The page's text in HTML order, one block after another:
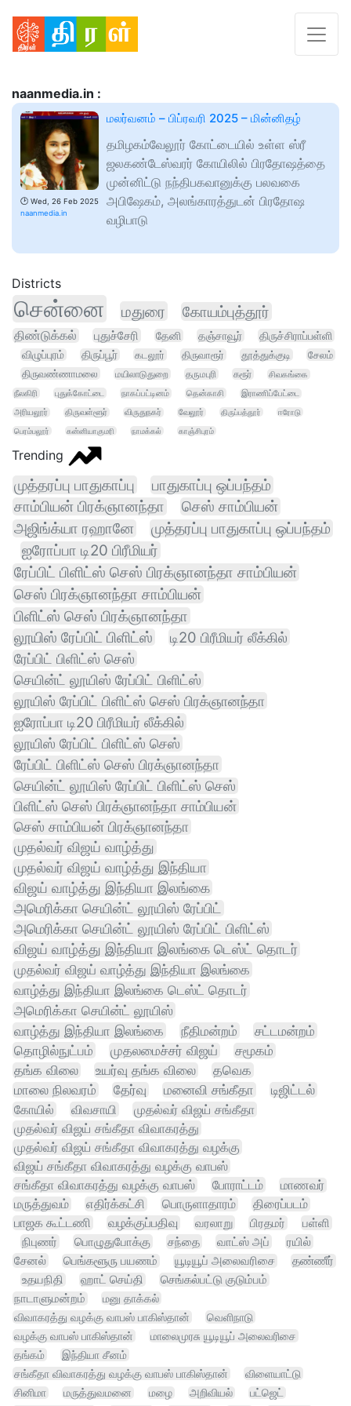
naanmedia.in :
🕑 Wed, 26 Feb 2025
naanmedia.in
மலர்வனம் – பிப்ரவரி 2025 – மின்னிதழ்
தமிழகம்வேலூர் கோட்டையில் உள்ள ஸ்ரீ
ஜலகண்டேஸ்வரர் கோயிலில் பிரதோஷத்தை
முன்னிட்டு நந்திபகவானுக்கு பலவகை
அபிஷேகம், அலங்காரத்துடன் பிரதோஷ
வழிபாடு
Districts
சென்னை மதுரை கோயம்புத்தூர்
திண்டுக்கல் புதுச்சேரி தேனி தஞ்சாவூர் திருச்சிராப்பள்ளி
விழுப்புரம் திருப்பூர் கடலூர் திருவாரூர் தூத்துக்குடி
சேலம்
திருவண்ணாமலை
மயிலாடுதுறை தருமபுரி கரூர்
சிவகங்கை
நீலகிரி
புதுக்கோட்டை நாகப்பட்டினம் தென்காசி
இராணிப்பேட்டை
அரியலூர்
திருவள்ளூர் விருதுநகர் வேலூர் திருப்பத்தூர்
ஈரோடு
பெரம்பலூர்
கன்னியாகுமரி நாமக்கல் காஞ்சிபுரம்
Trending
முத்தரப்பு பாதுகாப்பு பாதுகாப்பு ஒப்பந்தம்
சாம்பியன் பிரக்ஞானந்தா
செஸ் சாம்பியன்
அஜிங்க்யா ரஹானே
முத்தரப்பு பாதுகாப்பு ஒப்பந்தம்
ஐரோப்பா டி20 பிரீமியர்
ரேப்பிட் பிளிட்ஸ் செஸ் பிரக்ஞானந்தா சாம்பியன்
செஸ் பிரக்ஞானந்தா சாம்பியன்
பிளிட்ஸ் செஸ் பிரக்ஞானந்தா
லூயிஸ் ரேப்பிட் பிளிட்ஸ்
டி20 பிரீமியர் லீக்கில்
ரேப்பிட் பிளிட்ஸ் செஸ்
செயின்ட் லூயிஸ் ரேப்பிட் பிளிட்ஸ்
லூயிஸ் ரேப்பிட் பிளிட்ஸ் செஸ் பிரக்ஞானந்தா
ஐரோப்பா டி20 பிரீமியர் லீக்கில்
லூயிஸ் ரேப்பிட் பிளிட்ஸ் செஸ்
ரேப்பிட் பிளிட்ஸ் செஸ் பிரக்ஞானந்தா
செயின்ட் லூயிஸ் ரேப்பிட் பிளிட்ஸ் செஸ்
பிளிட்ஸ் செஸ் பிரக்ஞானந்தா சாம்பியன்
செஸ் சாம்பியன் பிரக்ஞானந்தா
முதல்வர் விஜய் வாழ்த்து
முதல்வர் விஜய் வாழ்த்து இந்தியா
விஜய் வாழ்த்து இந்தியா இலங்கை
அமெரிக்கா செயின்ட் லூயிஸ் ரேப்பிட்
அமெரிக்கா செயின்ட் லூயிஸ் ரேப்பிட் பிளிட்ஸ்
விஜய் வாழ்த்து இந்தியா இலங்கை டெஸ்ட் தொடர்
முதல்வர் விஜய் வாழ்த்து இந்தியா இலங்கை
வாழ்த்து இந்தியா இலங்கை டெஸ்ட் தொடர்
அமெரிக்கா செயின்ட் லூயிஸ்
வாழ்த்து இந்தியா இலங்கை
நீதிமன்றம்
சட்டமன்றம்
தொழில்நுட்பம்
முதலமைச்சர் விஜய்
சமூகம்
தங்க விலை
உயர்வு தங்க விலை
தவெக
மாலை நிலவரம்
தேர்வு மனைவி சங்கீதா
டிஜிட்டல்
கோயில்
விவசாயி
முதல்வர் விஜய் சங்கீதா
முதல்வர் விஜய் சங்கீதா விவாகரத்து
முதல்வர் விஜய் சங்கீதா விவாகரத்து வழக்கு
விஜய் சங்கீதா விவாகரத்து வழக்கு வாபஸ்
சங்கீதா விவாகரத்து வழக்கு வாபஸ்
போராட்டம்
மாணவர்
மருத்துவம்
எதிர்க்கட்சி பொருளாதாரம்
திரைப்படம்
பாஜக கூட்டணி
வழக்குப்பதிவு வரலாறு பிரதமர்
பள்ளி
நிபுணர்
பொழுதுபோக்கு சந்தை வாட்ஸ் அப்
ரயில்
சேனல்
பெங்களூரு பயணம் யூடியூப் அலைவரிசை
தண்ணீர்
உதயநிதி
ஹாட் செய்தி
செங்கல்பட்டு குடும்பம்
நாடாளுமன்றம்
மனு தாக்கல்
விவாகரத்து வழக்கு வாபஸ் பாகிஸ்தான்
வெளிநாடு
வழக்கு வாபஸ் பாகிஸ்தான்
மாலைமுரசு யூடியூப் அலைவரிசை
தங்கம்
இந்தியா சீனம்
சங்கீதா விவாகரத்து வழக்கு வாபஸ் பாகிஸ்தான்
விளையாட்டு
சினிமா மருத்துவமனை மழை அறிவியல்
பட்ஜெட்